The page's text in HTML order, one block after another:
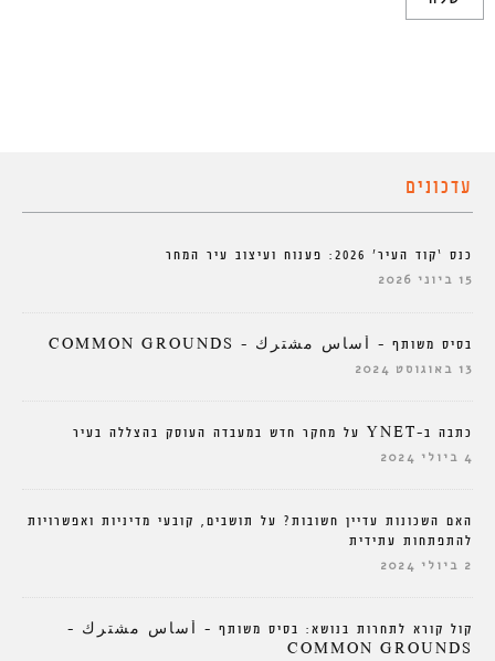
עדכונים
כנס ‘קוד העיר’ 2026: פענוח ועיצוב עיר המחר
15 ביוני 2026
בסיס משותף – أساس مشترك – COMMON GROUNDS
13 באוגוסט 2024
כתבה ב-YNET על מחקר חדש במעבדה העוסק בהצללה בעיר
4 ביולי 2024
האם השכונות עדיין חשובות? על תושבים, קובעי מדיניות ואפשרויות
להתפתחות עתידית
2 ביולי 2024
קול קורא לתחרות בנושא: בסיס משותף – أساس مشترك –
COMMON GROUNDS